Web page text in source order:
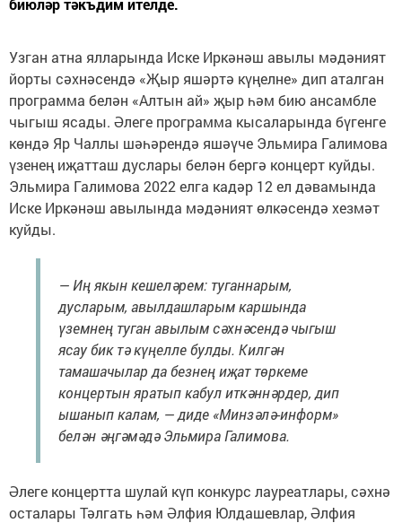
Узган атна ялларында Иске Иркәнәш авылы мәдәният
йорты сәхнәсендә «Җыр яшәртә күңелне» дип аталган
программа белән «Алтын ай» җыр һәм бию ансамбле
чыгыш ясады. Әлеге программа кысаларында бүгенге
көндә Яр Чаллы шәһәрендә яшәүче Эльмира Галимова
үзенең иҗатташ дуслары белән бергә концерт куйды.
Эльмира Галимова 2022 елга кадәр 12 ел дәвамында
Иске Иркәнәш авылында мәдәният өлкәсендә хезмәт
куйды.
— Иң якын кешеләрем: туганнарым,
дусларым, авылдашларым каршында
үземнең туган авылым сәхнәсендә чыгыш
ясау бик тә күңелле булды. Килгән
тамашачылар да безнең иҗат төркеме
концертын яратып кабул иткәннәрдер, дип
ышанып калам, — диде «Минзәлә-информ»
белән әңгәмәдә Эльмира Галимова.
Әлеге концертта шулай күп конкурс лауреатлары, сәхнә
осталары Тәлгать һәм Әлфия Юлдашевлар, Әлфия